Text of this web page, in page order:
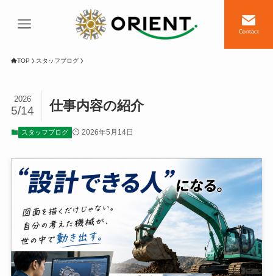
Contact
TOP スタッフブログ
仕事内容の紹介
2026
5/14
スタッフブログ 2026年5月14日